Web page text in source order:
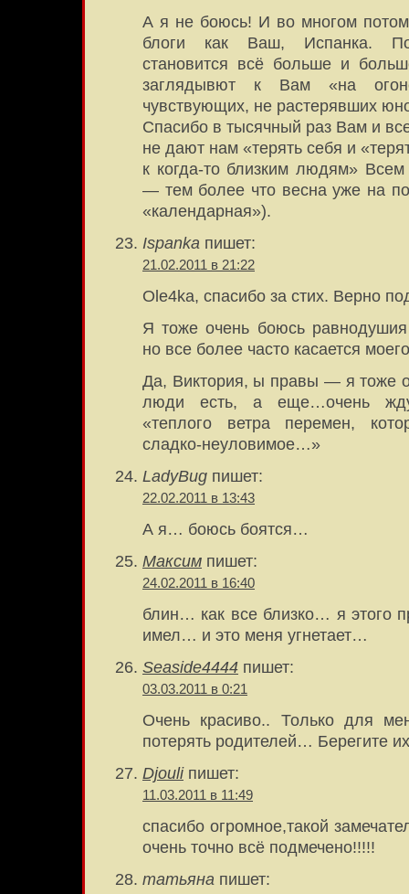
А я не боюсь! И во многом
блоги как Ваш, Испанка.
становится всё больше и
заглядывют к Вам «на
чувствующих, не растерявших
Спасибо в тысячный раз Вам и
не дают нам «терять себя и
к когда-то близким людям» Всем
— тем более что весна уже на
«календарная»).
Ispanka пишет:
21.02.2011 в 21:22
Ole4ka, спасибо за стих. Верно
Я тоже очень боюсь
но все более часто касается
Да, Виктория, ы правы — я тоже
люди есть, а еще…очень
«теплого ветра перемен,
сладко-неуловимое…»
LadyBug пишет:
22.02.2011 в 13:43
А я… боюсь боятся…
Максим пишет:
24.02.2011 в 16:40
блин… как все близко… я этого
имел… и это меня угнетает…
Seaside4444 пишет:
03.03.2011 в 0:21
Очень красиво.. Только для
потерять родителей… Берегите
Djouliпишет:
11.03.2011 в 11:49
спасибо огромное,такой
очень точно всё подмечено!!!!!
татьяна пишет: